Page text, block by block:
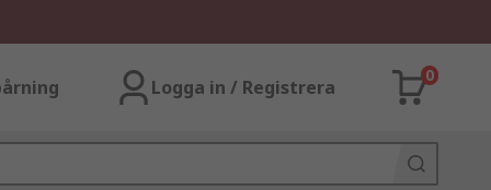
Logga in / Registrera
0